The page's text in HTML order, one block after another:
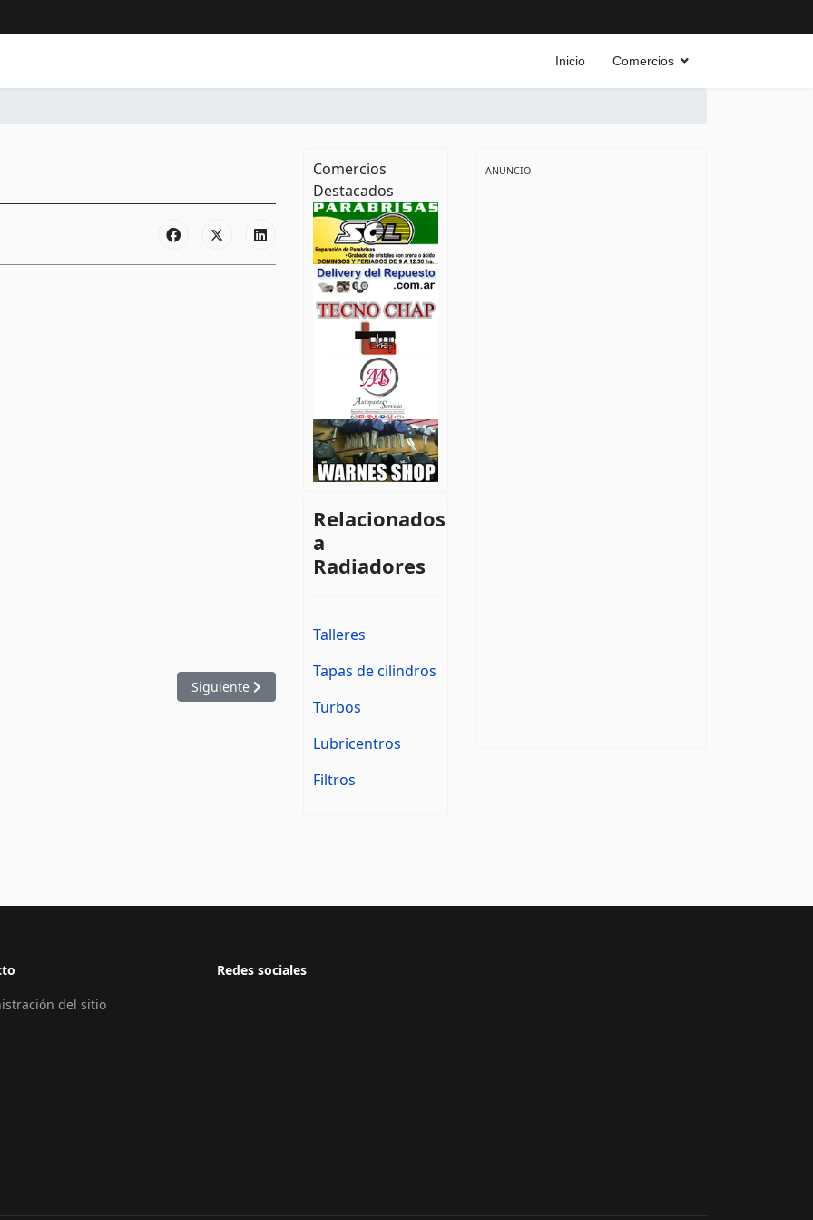
Inicio Comercios
Artículo siguiente: Repuestos Leo
Siguiente
Comercios
Destacados
Relacionados
a
Radiadores
Talleres
Tapas de cilindros
Turbos
Lubricentros
Filtros
ANUNCIO
del sitio
Redes sociales